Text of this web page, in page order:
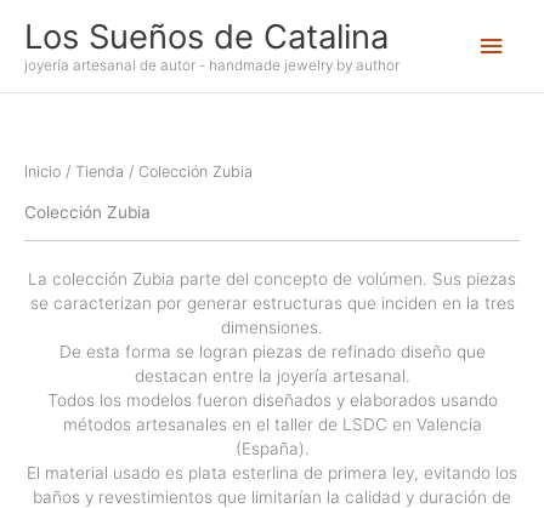
contenido
Los Sueños de Catalina
joyería artesanal de autor - handmade jewelry by author
Inicio / Tienda / Colección Zubia
Colección Zubia
La colección Zubia parte del concepto de volúmen. Sus piezas
se caracterizan por generar estructuras que inciden en la tres
dimensiones.
De esta forma se logran piezas de refinado diseño que
destacan entre la joyería artesanal.
Todos los modelos fueron diseñados y elaborados usando
métodos artesanales en el taller de LSDC en Valencia
(España).
El material usado es plata esterlina de primera ley, evitando los
baños y revestimientos que limitarían la calidad y duración de